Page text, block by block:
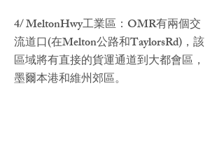
4/ MeltonHwy工業區：OMR有兩個交
流道口(在Melton公路和TaylorsRd)，該
區域將有直接的貨運通道到大都會區，
墨爾本港和維州郊區。